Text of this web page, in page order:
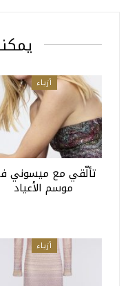
أزياء
تألّقي مع ميسوني
موسم الأعياد
أزياء